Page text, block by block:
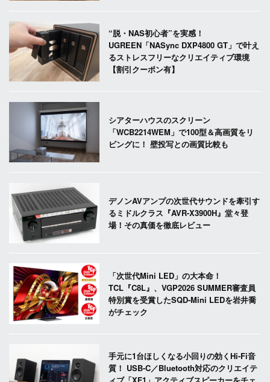
“脱・NAS初心者”を実感！
UGREEN「NASync DXP4800 GT」で叶え
るストレスフリーなクリエイティブ環境
【割引クーポン有】
シアターハウスのスクリーン
「WCB2214WEM」で100型＆高画質をリ
ビングに！ 壁投写との画質比較も
デノンAVアンプの次世代サウンドを牽引す
るミドルクラス『AVR-X3900H』堂々登
場！その真価を徹底レビュー
「次世代Mini LED」の大本命！
TCL『C8L』、VGP2026 SUMMER審査員
特別賞を受賞したSQD-Mini LEDを岩井喬
がチェック
手元に1台ほしくなる小回りの効くHi-Fi音
質！ USB-C／Bluetooth対応のクリエイテ